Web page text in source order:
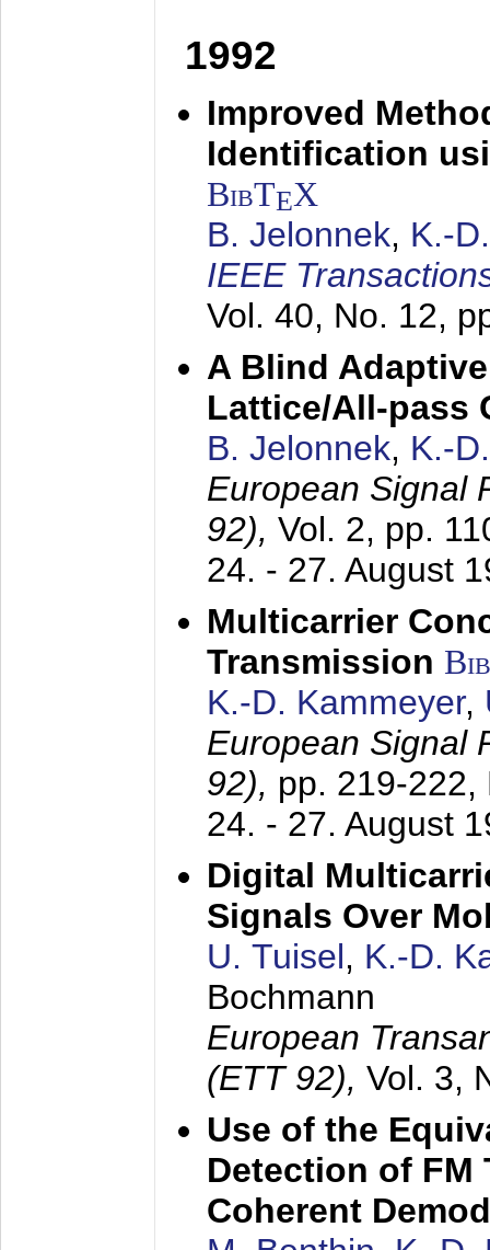
1992
Improved
Identification
BibTEX
B. Jelonnek, K.-
IEEE
Vol. 40, No. 12,
A Blind
Lattice/All-pass
B. Jelonnek, K.-
European Signal
92), Vol. 2, pp.
24. - 27. August
Multicarrier
Transmission
K.-D. Kammeyer,
European Signal
92), pp. 219-222,
24. - 27. August
Digital
Signals Over
U. Tuisel, K.-D.
Bochmann
European
(ETT 92), Vol. 3,
Use of the
Detection of FM
Coherent